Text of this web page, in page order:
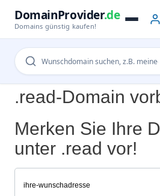
DomainProvider.de
Domains günstig kaufen!
.read-Domain
Merken Sie Ihre
unter .read vor!